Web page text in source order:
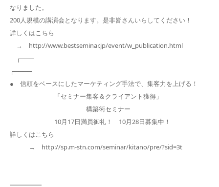
なりました。
200人規模の講演会となります。是非皆さんいらしてください！
詳しくはこちら
→ http://www.bestseminar.jp/event/w_publication.html
┌───
┌────
● 信頼をベースにしたマーケティング手法で、集客力を上げる！
「セミナー集客＆クライアント獲得」
構築術セミナー
10月17日満員御礼！ 10月28日募集中！
詳しくはこちら
→ http://sp.m-stn.com/seminar/kitano/pre/?sid=3t
━━━━━